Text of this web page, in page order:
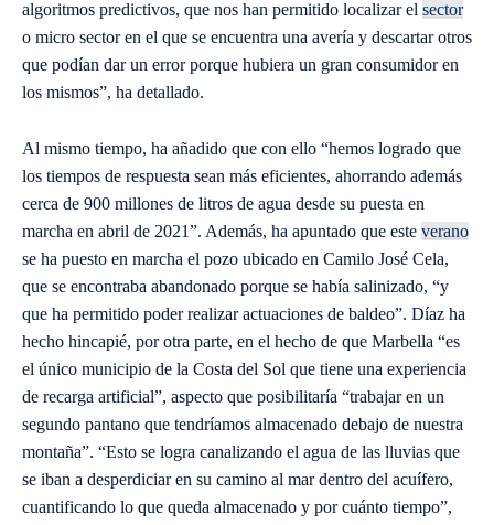
algoritmos predictivos, que nos han permitido localizar el sector
o micro sector en el que se encuentra una avería y descartar otros
que podían dar un error porque hubiera un gran consumidor en
los mismos”, ha detallado.
Al mismo tiempo, ha añadido que con ello “hemos logrado que
los tiempos de respuesta sean más eficientes, ahorrando además
cerca de 900 millones de litros de agua desde su puesta en
marcha en abril de 2021”. Además, ha apuntado que este verano
se ha puesto en marcha el pozo ubicado en Camilo José Cela,
que se encontraba abandonado porque se había salinizado, “y
que ha permitido poder realizar actuaciones de baldeo”. Díaz ha
hecho hincapié, por otra parte, en el hecho de que Marbella “es
el único municipio de la Costa del Sol que tiene una experiencia
de recarga artificial”, aspecto que posibilitaría “trabajar en un
segundo pantano que tendríamos almacenado debajo de nuestra
montaña”. “Esto se logra canalizando el agua de las lluvias que
se iban a desperdiciar en su camino al mar dentro del acuífero,
cuantificando lo que queda almacenado y por cuánto tiempo”,